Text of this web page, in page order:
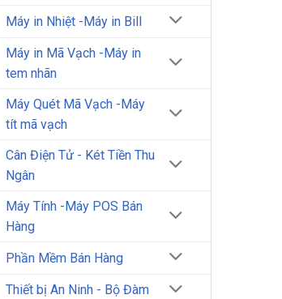
Máy in Nhiệt -Máy in Bill
Máy in Mã Vạch -Máy in
tem nhãn
Máy Quét Mã Vạch -Máy
tít mã vạch
Cân Điện Tử - Két Tiền Thu
Ngân
Máy Tính -Máy POS Bán
Hàng
Phần Mềm Bán Hàng
Thiết bị An Ninh - Bộ Đàm